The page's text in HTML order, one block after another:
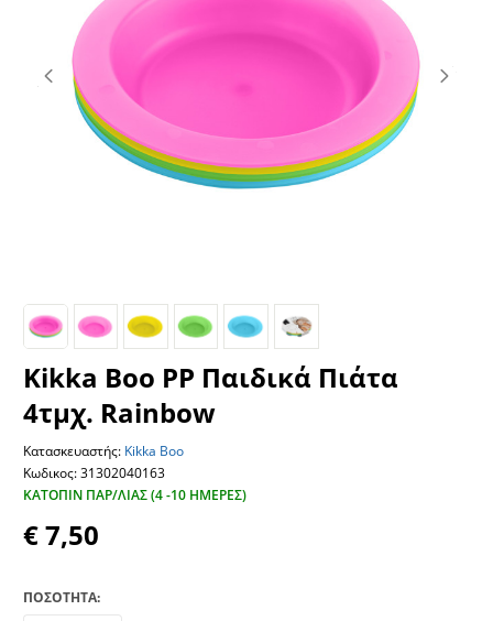
Kikka Boo PP Παιδικά Πιάτα
4τμχ. Rainbow
Κατασκευαστής: Kikka Boo
Κωδικος: 31302040163
ΚΑΤΌΠΙΝ ΠΑΡ/ΛΊΑΣ (4 -10 ΗΜΈΡΕΣ)
€ 7,50
ΠΟΣΟΤΗΤΑ: